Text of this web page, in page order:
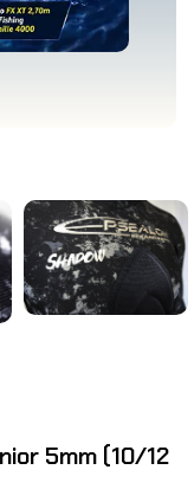
5mm (10/12